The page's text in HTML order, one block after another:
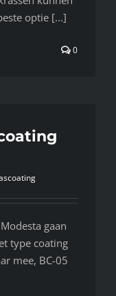
optie [...]
0
gaan
type coating
mee, BC-05